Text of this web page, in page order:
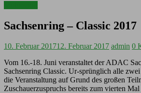
Sachsenring – Classic 2017
10. Februar 201712. Februar 2017 admin 0
Vom 16.-18. Juni veranstaltet der ADAC
Sachsenring Classic. Ur-sprünglich alle
die Veranstaltung auf Grund des großen
Zuschauerzuspruchs bereits zum vierten